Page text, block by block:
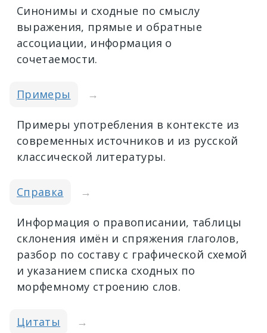
Синонимы и сходные по смыслу
выражения, прямые и обратные
ассоциации, информация о
сочетаемости.
Примеры →
Примеры употребления в контексте из
современных источников и из русской
классической литературы.
Справка →
Информация о правописании, таблицы
склонения имён и спряжения глаголов,
разбор по составу с графической схемой
и указанием списка сходных по
морфемному строению слов.
Цитаты →